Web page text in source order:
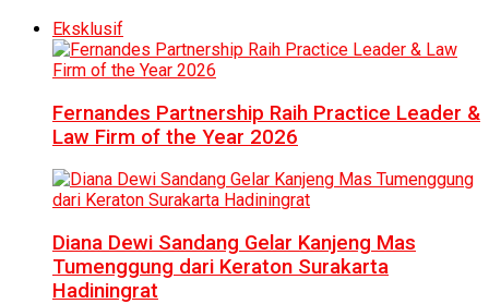
Eksklusif
Fernandes Partnership Raih Practice Leader &
Law Firm of the Year 2026
Diana Dewi Sandang Gelar Kanjeng Mas
Tumenggung dari Keraton Surakarta
Hadiningrat